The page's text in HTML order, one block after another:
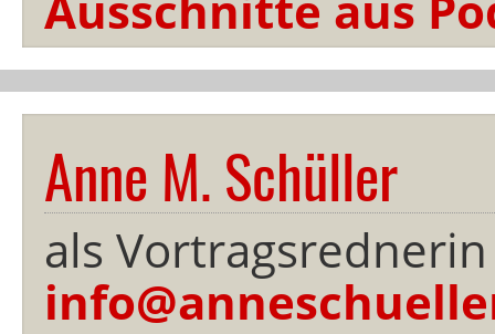
Anne M. Schüller
als